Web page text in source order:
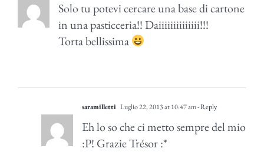
Solo tu potevi cercare una base di cartone
in una pasticceria!! Daiiiiiiiiiiiiii!!!
Torta bellissima
saramilletti Luglio 22, 2013 at 10:47 am- Reply
Eh lo so che ci metto sempre del mio
:P! Grazie Trésor :*